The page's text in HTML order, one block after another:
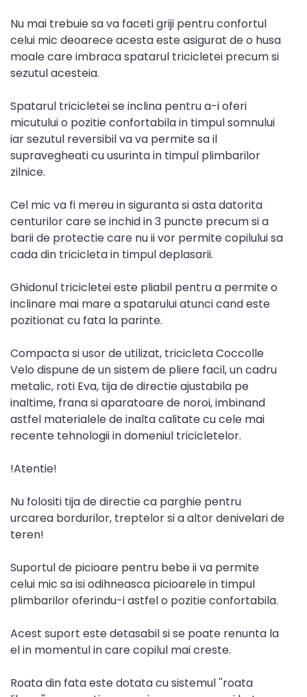
Nu mai trebuie sa va faceti griji pentru confortul
celui mic deoarece acesta este asigurat de o husa
moale care imbraca spatarul tricicletei precum si
sezutul acesteia.
Spatarul tricicletei se inclina pentru a-i oferi
micutului o pozitie confortabila in timpul somnului
iar sezutul reversibil va va permite sa il
supravegheati cu usurinta in timpul plimbarilor
zilnice.
Cel mic va fi mereu in siguranta si asta datorita
centurilor care se inchid in 3 puncte precum si a
barii de protectie care nu ii vor permite copilului sa
cada din tricicleta in timpul deplasarii.
Ghidonul tricicletei este pliabil pentru a permite o
inclinare mai mare a spatarului atunci cand este
pozitionat cu fata la parinte.
Compacta si usor de utilizat, tricicleta Coccolle
Velo dispune de un sistem de pliere facil, un cadru
metalic, roti Eva, tija de directie ajustabila pe
inaltime, frana si aparatoare de noroi, imbinand
astfel materialele de inalta calitate cu cele mai
recente tehnologii in domeniul tricicletelor.
!Atentie!
Nu folositi tija de directie ca parghie pentru
urcarea bordurilor, treptelor si a altor denivelari de
teren!
Suportul de picioare pentru bebe ii va permite
celui mic sa isi odihneasca picioarele in timpul
plimbarilor oferindu-i astfel o pozitie confortabila.
Acest suport este detasabil si se poate renunta la
el in momentul in care copilul mai creste.
Roata din fata este dotata cu sistemul ''roata